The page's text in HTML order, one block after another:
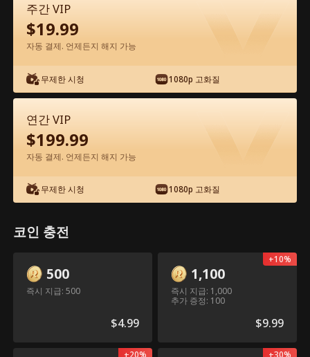
앱에서 무료로 보기
에피소드 44 - 억만장자의 아이를 임신하
다 전체 영화
0-49 50-67 모든 에피소드
47
주간 VIP
$19.99
자동 결제. 언제든지 해지 가능
무제한 시청 1080p 고화질
연간 VIP
$199.99
자동 결제. 언제든지 해지 가능
무제한 시청 1080p 고화질
코인 충전
500
즉시 지급: 500
$4.99
1,100
즉시 지급: 1,000
추가 증정: 100
$9.99
+10%
+20% +30%